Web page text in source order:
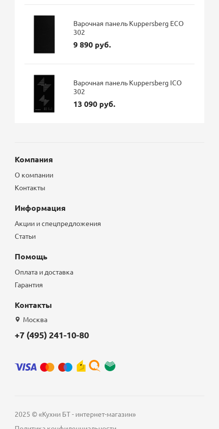
Варочная панель Kuppersberg ECO
302
9 890 руб.
Варочная панель Kuppersberg ICO
302
13 090 руб.
Компания
О компании
Контакты
Информация
Акции и спецпредложения
Статьи
Помощь
Оплата и доставка
Гарантия
Контакты
Москва
+7 (495) 241-10-80
2025 © «Кухни БТ - интернет-магазин»